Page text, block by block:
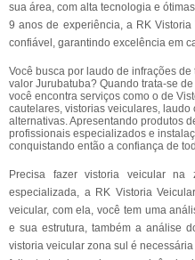
sua área, com alta tecnologia e
9 anos de experiência, a RK
confiável, garantindo excelência em
Você busca por laudo de infrações
valor Jurubatuba? Quando trata-se
você encontra serviços como o de
cautelares, vistorias veiculares, laudo
alternativas. Apresentando produtos
profissionais especializados e
conquistando então a confiança de
Precisa fazer vistoria veicular
especializada, a RK Vistoria
veicular, com ela, você tem uma
e sua estrutura, também a análise
vistoria veicular zona sul é